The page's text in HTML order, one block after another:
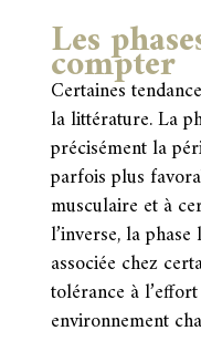
Les
compter
Certaines
la littérature. La
précisément la
parfois plus
musculaire et à
l’inverse, la
associée chez
tolérance à
environnement